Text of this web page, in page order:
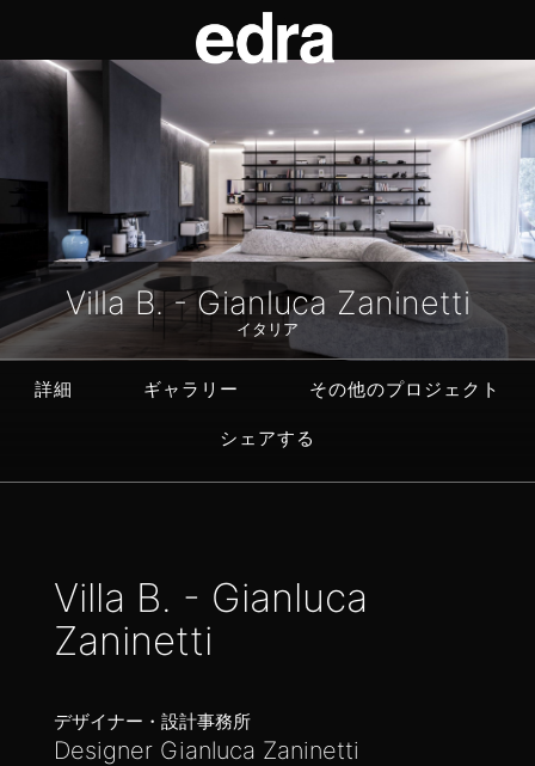
Villa B. - Gianluca Zaninetti
イタリア
詳細 ギャラリー その他のプロジェクト
シェアする
Villa B. - Gianluca
Zaninetti
デザイナー・設計事務所
Designer Gianluca Zaninetti